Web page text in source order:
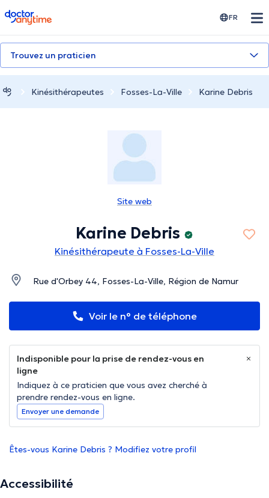
doctoranytime FR
Trouvez un praticien
Kinésithérapeutes Fosses-La-Ville Karine Debris
Site web
Karine Debris
Kinésithérapeute à Fosses-La-Ville
Rue d'Orbey 44, Fosses-La-Ville, Région de Namur
Voir le n° de téléphone
Indisponible pour la prise de rendez-vous en
ligne
Indiquez à ce praticien que vous avez cherché à
prendre rendez-vous en ligne.
Envoyer une demande
Êtes-vous Karine Debris ? Modifiez votre profil
Accessibilité